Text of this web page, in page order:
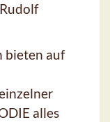
bieten auf
alles